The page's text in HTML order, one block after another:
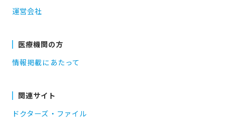
運営会社
医療機関の方
情報掲載にあたって
関連サイト
ドクターズ・ファイル